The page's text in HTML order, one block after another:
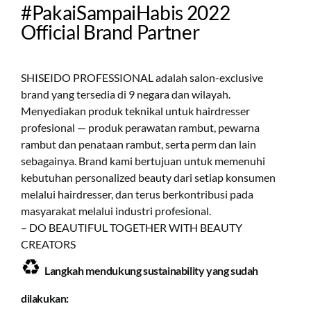
#PakaiSampaiHabis 2022
Official Brand Partner
SHISEIDO PROFESSIONAL adalah salon-exclusive
brand yang tersedia di 9 negara dan wilayah.
Menyediakan produk teknikal untuk hairdresser
profesional — produk perawatan rambut, pewarna
rambut dan penataan rambut, serta perm dan lain
sebagainya. Brand kami bertujuan untuk memenuhi
kebutuhan personalized beauty dari setiap konsumen
melalui hairdresser, dan terus berkontribusi pada
masyarakat melalui industri profesional.
– DO BEAUTIFUL TOGETHER WITH BEAUTY
CREATORS
♻️ Langkah mendukung sustainability yang sudah
dilakukan: